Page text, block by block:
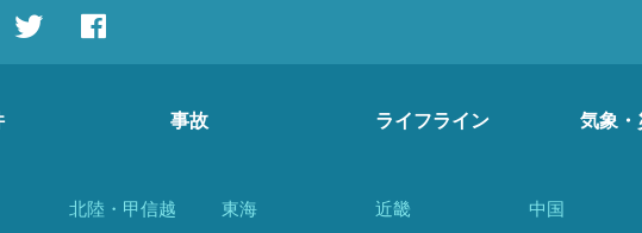
事故 ライフライン 気象・
北陸・甲信越 東海 近畿 中国